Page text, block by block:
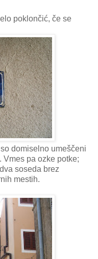
poklončić, če se
domiselno umeščeni
Vmes pa ozke potke;
soseda brez
mestih.